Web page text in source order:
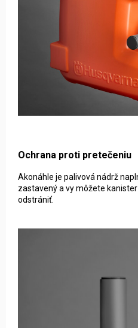
Ochrana proti pretečeniu
Akonáhle je palivová nádrž
zastavený a vy môžete
odstrániť.